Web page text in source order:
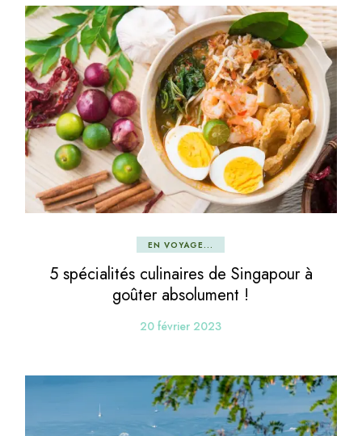
EN VOYAGE...
5 spécialités culinaires de Singapour à
goûter absolument !
20 février 2023